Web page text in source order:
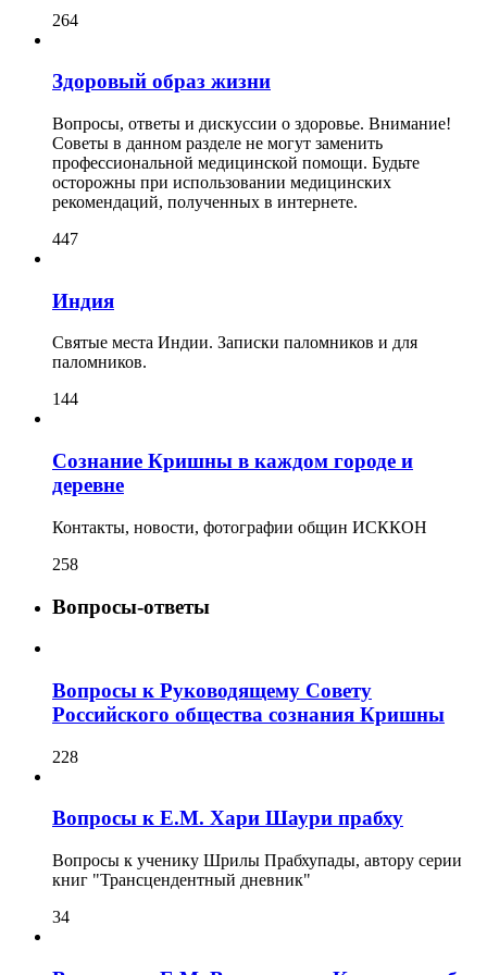
264
Здоровый образ жизни
Вопросы, ответы и дискуссии о здоровье. Внимание!
Советы в данном разделе не могут заменить
профессиональной медицинской помощи. Будьте
осторожны при использовании медицинских
рекомендаций, полученных в интернете.
447
Индия
Святые места Индии. Записки паломников и для
паломников.
144
Сознание Кришны в каждом городе и
деревне
Контакты, новости, фотографии общин ИСККОН
258
Вопросы-ответы
Вопросы к Руководящему Совету
Российского общества сознания Кришны
228
Вопросы к Е.М. Хари Шаури прабху
Вопросы к ученику Шрилы Прабхупады, автору серии
книг "Трансцендентный дневник"
34